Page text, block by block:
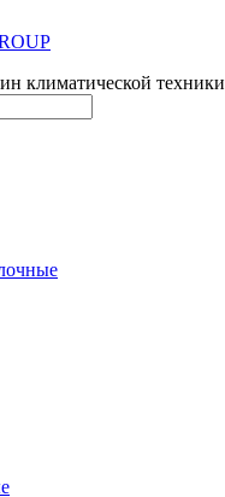
климатической техники